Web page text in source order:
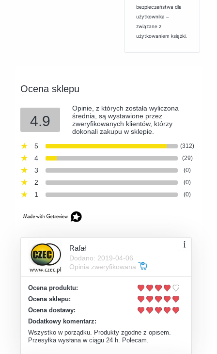
bezpieczeństwa dla
użytkownika ‒
związane z
użytkowaniem książki.
Ocena sklepu
4.9
Opinie, z których została wyliczona
średnia, są wystawione przez
zweryfikowanych klientów, którzy
dokonali zakupu w sklepie.
5
(312)
4 (29)
3 (0)
2 (0)
1 (0)
Rafał
Dodano: 2019-04-06
Opinia zweryfikowana
Ocena produktu:
Ocena sklepu:
Ocena dostawy:
Dodatkowy komentarz:
Wszystko w porządku. Produkty zgodne z opisem.
Przesyłka wysłana w ciągu 24 h. Polecam.